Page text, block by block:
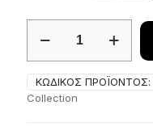
polo
ποσότητα
ΚΩΔΙΚΌΣ ΠΡΟΪΌΝΤΟΣ:
Collection